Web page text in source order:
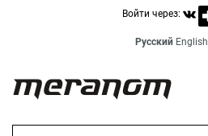
Войти через:
Русский English